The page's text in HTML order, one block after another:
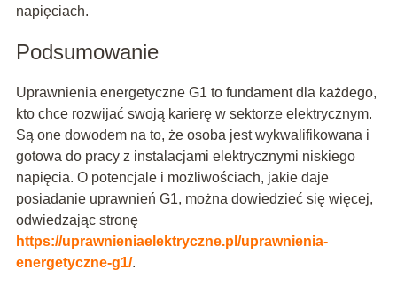
napięciach.
Podsumowanie
Uprawnienia energetyczne G1 to fundament dla każdego,
kto chce rozwijać swoją karierę w sektorze elektrycznym.
Są one dowodem na to, że osoba jest wykwalifikowana i
gotowa do pracy z instalacjami elektrycznymi niskiego
napięcia. O potencjale i możliwościach, jakie daje
posiadanie uprawnień G1, można dowiedzieć się więcej,
odwiedzając stronę
https://uprawnieniaelektryczne.pl/uprawnienia-
energetyczne-g1/.